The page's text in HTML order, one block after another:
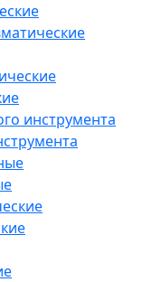
инструмента